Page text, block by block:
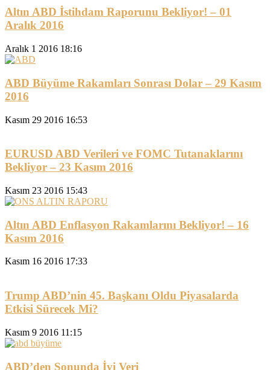
Altın ABD İstihdam Raporunu Bekliyor! – 01
Aralık 2016
Aralık 1 2016 18:16
ABD Büyüme Rakamları Sonrası Dolar – 29 Kasım
2016
Kasım 29 2016 16:53
EURUSD ABD Verileri ve FOMC Tutanaklarını
Bekliyor – 23 Kasım 2016
Kasım 23 2016 15:43
Altın ABD Enflasyon Rakamlarını Bekliyor! – 16
Kasım 2016
Kasım 16 2016 17:33
Trump ABD’nin 45. Başkanı Oldu Piyasalarda
Etkisi Sürecek Mi?
Kasım 9 2016 11:15
ABD’den Sonunda İyi Veri